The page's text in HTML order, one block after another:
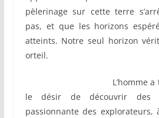
pèlerinage sur cette terre
pas, et que les horizons
atteints. Notre seul horizon
orteil.
L’homme a
le désir de découvrir des
passionnante des